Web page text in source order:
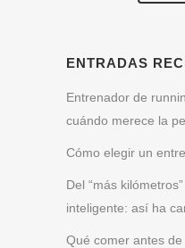
ENTRADAS
Entrenador de
cuándo merece la
Cómo elegir un
Del “más
inteligente: así ha
Qué comer antes